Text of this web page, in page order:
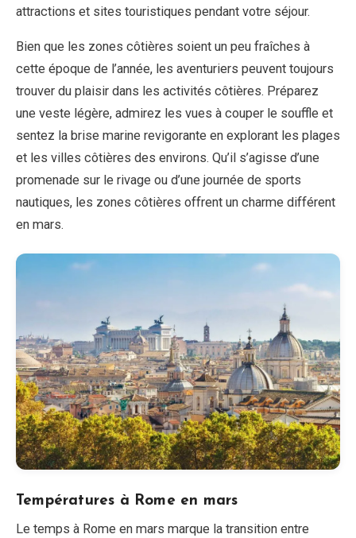
attractions et sites touristiques pendant votre séjour.
Bien que les zones côtières soient un peu fraîches à
cette époque de l’année, les aventuriers peuvent toujours
trouver du plaisir dans les activités côtières. Préparez
une veste légère, admirez les vues à couper le souffle et
sentez la brise marine revigorante en explorant les plages
et les villes côtières des environs. Qu’il s’agisse d’une
promenade sur le rivage ou d’une journée de sports
nautiques, les zones côtières offrent un charme différent
en mars.
Températures à Rome en mars
Le temps à Rome en mars marque la transition entre